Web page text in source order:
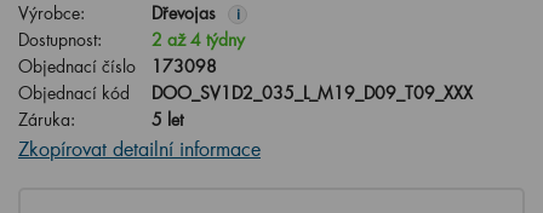
Výrobce: Dřevojas i
Dostupnost:
2 až 4 týdny
Objednací číslo
173098
Objednací kód
DOO_SV1D2_035_L_M19_D09_T09_XXX
Záruka:
5 let
Zkopírovat detailní informace